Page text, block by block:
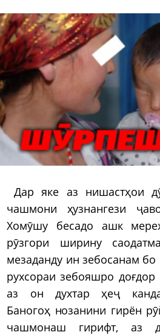
Дар яке аз нишастҳои
чашмони ҳузнангези
Хомӯшу бесадо ашк
рӯзгори ширину
мезаданду ин зебосанам
рухсораи зебояшро
аз он духтар ҳеҷ канда
Баногоҳ нозанини гирён
чашмонаш гирифт, аз